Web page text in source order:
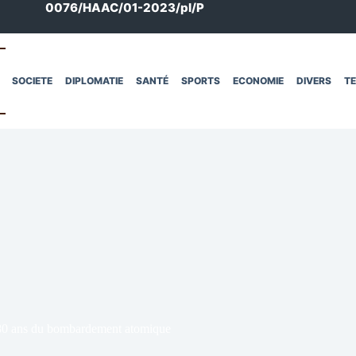
0076/HAAC/01-2023/pl/P
SOCIETE DIPLOMATIE SANTÉ SPORTS ECONOMIE DIVERS